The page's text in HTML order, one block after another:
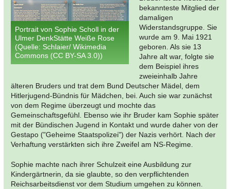
Portrait von Sophie Scholl in der
Ulmer DenkStätte Weiße Rose
(Quelle: Schlaier/ Wikimedia
Commons (CC BY-SA 3.0))
bekannteste Mitglied der
damaligen
Widerstandsgruppe. Sie
wurde am 9. Mai 1921
geboren. Als sie 13
Jahre alt war, folgte sie
dem Beispiel ihres
zweieinhalb Jahre
älteren Bruders und trat dem Bund Deutscher Mädel, dem
Hitlerjugend-Bündnis für Mädchen, bei. Auch sie war zunächst
von dem Regime überzeugt und mochte das
Gemeinschaftsgefühl. Ebenso wie ihr Bruder kam Sophie später
mit der Bündischen Jugend in Kontakt und wurde daher von der
Gestapo ("Geheime Staatspolizei") der Nazis verhört. Nach der
Verhaftung verstärkten sich ihre Zweifel am NS-Regime.
Sophie machte nach ihrer Schulzeit eine Ausbildung zur
Kindergärtnerin, da sie glaubte, so den verpflichtenden
Reichsarbeitsdienst vor dem Studium umgehen zu können.